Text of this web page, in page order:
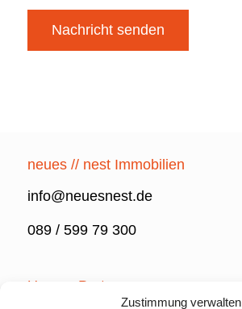
Zustimmung verwalten
neues // nest Immobilien
info@neuesnest.de
089 / 599 79 300
Unsere Partner